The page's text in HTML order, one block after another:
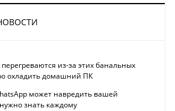
из-за этих банальных
охладить домашний ПК
может навредить вашей
знать каждому